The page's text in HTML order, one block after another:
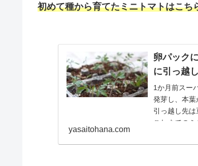
初めて種から育てたミニトマトはこち
卵パック
に引っ越
1か月前スー
発芽し、本葉
引っ越し先は
これまでの
yasaitohana.com